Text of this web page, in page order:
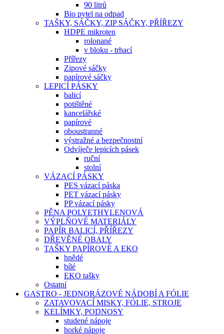
90 litrů
Bio pytel na odpad
TAŠKY, SÁČKY, ZIP SÁČKY, PŘÍŘEZY
HDPE mikroten
rolonané
v bloku - trhací
Přířezy
Zipové sáčky
papírové sáčky
LEPICÍ PÁSKY
balicí
potištěné
kancelářské
papírové
oboustranné
výstražné a bezpečnostní
Odvíječe lepicích pásek
ruční
stolní
VÁZACÍ PÁSKY
PES vázací páska
PET vázací pásky
PP vázací pásky
PĚNA POLYETHYLENOVÁ
VÝPLŇOVÉ MATERIÁLY
PAPÍR BALICÍ, PŘÍŘEZY
DŘEVĚNÉ OBALY
TAŠKY PAPÍROVÉ A EKO
hnědé
bílé
EKO tašky
Ostatní
GASTRO - JEDNORÁZOVÉ NÁDOBÍ A FÓLIE
ZATAVOVACÍ MISKY, FÓLIE, STROJE
KELÍMKY, PODNOSY
studené nápoje
horké nápoje